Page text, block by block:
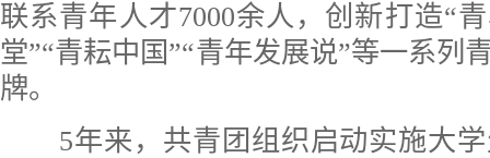
联系青年人才7000余人，创新打造“
堂”“青耘中国”“青年发展说”等一系列
牌。
5年来，共青团组织启动实施大学